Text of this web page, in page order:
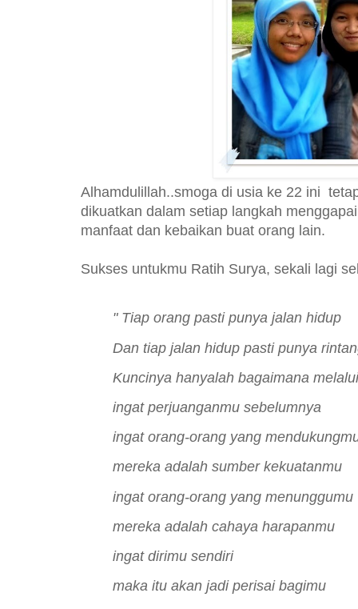
Alhamdulillah..smoga di usia ke 22 ini
dikuatkan dalam setiap langkah
manfaat dan kebaikan buat orang lain.
Sukses untukmu Ratih Surya, sekali lagi
" Tiap orang pasti punya jalan hidup
Dan tiap jalan hidup pasti punya
Kuncinya hanyalah bagaimana
ingat perjuanganmu sebelumnya
ingat orang-orang yang
mereka adalah sumber kekuatanmu
ingat orang-orang yang menunggumu
mereka adalah cahaya harapanmu
ingat dirimu sendiri
maka itu akan jadi perisai bagimu